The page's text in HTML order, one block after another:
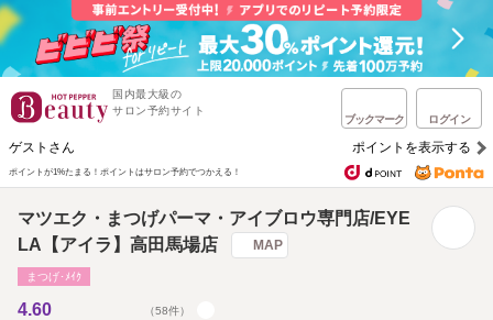
国内最大級の
サロン予約サイト
ブックマーク ログイン
ゲストさん ポイントを表示する
ポイントが1%たまる！ ポイントはサロン予約でつかえる！
マツエク・まつげパーマ・アイブロウ専門店/EYE
LA【アイラ】高田馬場店
MAP
まつげ･ﾒｲｸ
4.60 （58件）